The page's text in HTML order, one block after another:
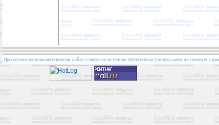
При использовании материалов сайта ссылка на источник обязательна (гиперссылка на главную